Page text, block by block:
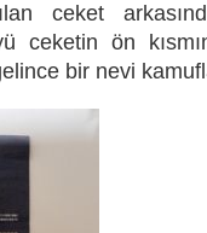
ceket
ceketin ön
bir nevi